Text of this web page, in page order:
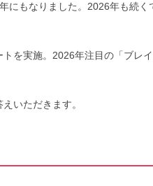
にもなりました。2026年も続く
を実施。2026年注目の「ブレイ
いただきます。